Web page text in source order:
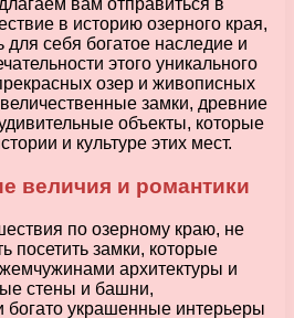
вам отправиться в
в историю озерного края,
для себя богатое наследие и
этого уникального
озер и живописных
замки, древние
объекты, которые
и культуре этих мест.
величия и романтики
по озерному краю, не
посетить замки, которые
архитектуры и
стены и башни,
украшенные интерьеры